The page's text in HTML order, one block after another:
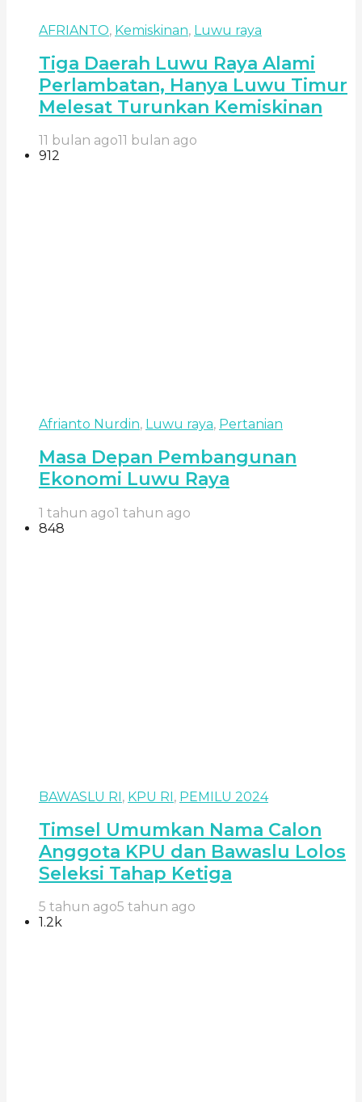
AFRIANTO, Kemiskinan, Luwu raya
Tiga Daerah Luwu Raya Alami
Perlambatan, Hanya Luwu Timur
Melesat Turunkan Kemiskinan
11 bulan ago11 bulan ago
912
Afrianto Nurdin, Luwu raya, Pertanian
Masa Depan Pembangunan
Ekonomi Luwu Raya
1 tahun ago1 tahun ago
848
BAWASLU RI, KPU RI, PEMILU 2024
Timsel Umumkan Nama Calon
Anggota KPU dan Bawaslu Lolos
Seleksi Tahap Ketiga
5 tahun ago5 tahun ago
1.2k